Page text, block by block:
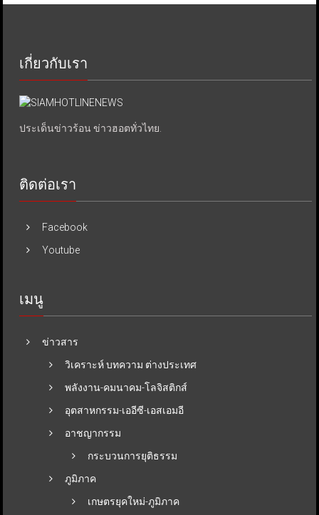
เกี่ยวกับเรา
ประเด็นข่าวร้อน ข่าวฮอตทั่วไทย.
ติดต่อเรา
Facebook
Youtube
เมนู
ข่าวสาร
วิเคราะห์ บทความ ต่างประเทศ
พลังงาน-คมนาคม-โลจิสติกส์
อุตสาหกรรม-เออีซี-เอสเอมอี
อาชญากรรม
กระบวนการยุติธรรม
ภูมิภาค
เกษตรยุคใหม่-ภูมิภาค